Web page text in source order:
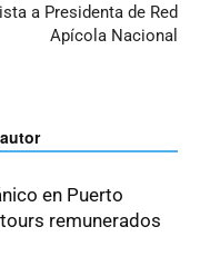
a Presidenta de Red
Apícola Nacional
en Puerto
remunerados